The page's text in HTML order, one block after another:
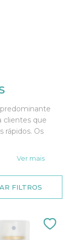
clientes que
rápidos. Os
Ver mais
FILTROS